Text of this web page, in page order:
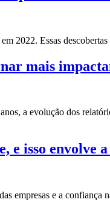
2022. Essas
mais
a evolução dos
e isso envolve
empresas e a confiança